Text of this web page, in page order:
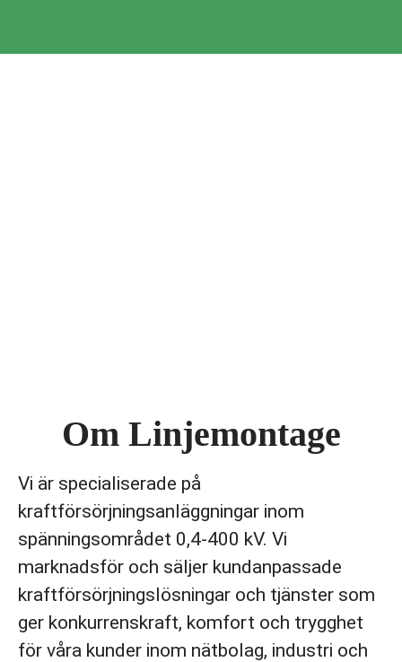
Om Linjemontage
Vi är specialiserade på
kraftförsörjningsanläggningar inom
spänningsområdet 0,4-400 kV. Vi
marknadsför och säljer kundanpassade
kraftförsörjningslösningar och tjänster som
ger konkurrenskraft, komfort och trygghet
för våra kunder inom nätbolag, industri och